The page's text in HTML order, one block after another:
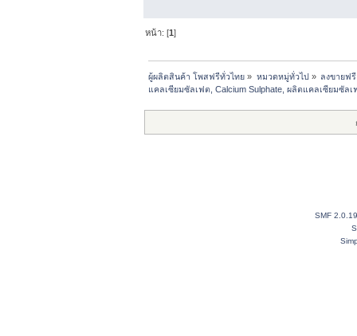
หน้า: [1]
ผู้ผลิตสินค้า โพสฟรีทั่วไทย » หมวดหมู่ทั่วไป » ลงขายฟ
แคลเซียมซัลเฟต, Calcium Sulphate, ผลิตแคลเซียมซัล
SMF 2.0.19